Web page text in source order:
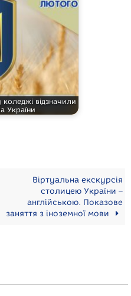
відзначили
України
Віртуальна екскурсія
столицею України –
англійською. Показове
заняття з іноземної мови